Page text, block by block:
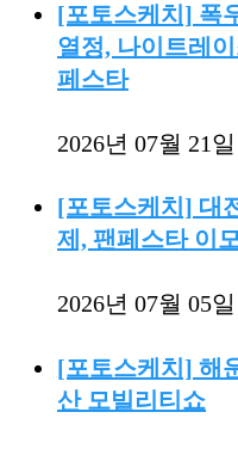
[포토스케치] 폭
열정, 나이트레
페스타
2026년 07월 21일
[포토스케치] 대
제, 팬페스타 이
2026년 07월 05일
[포토스케치] 해
산 모빌리티쇼